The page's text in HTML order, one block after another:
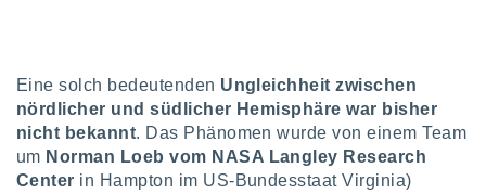
jederzeit
Sie
Rand
Eine solch bedeutenden Ungleichheit zwischen
nördlicher und südlicher Hemisphäre war bisher
nicht bekannt. Das Phänomen wurde von einem Team
um Norman Loeb vom NASA Langley Research
Center in Hampton im US-Bundesstaat Virginia)